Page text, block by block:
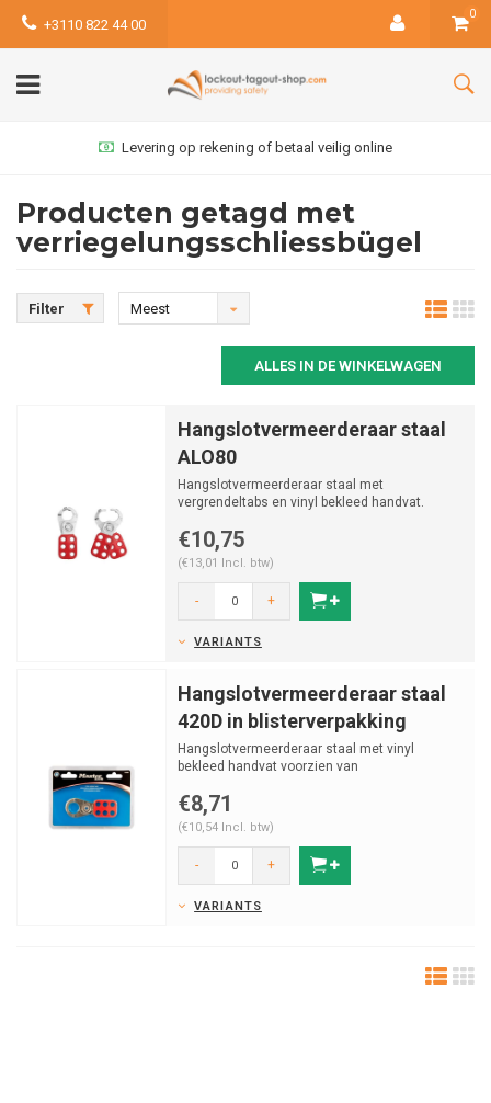
+3110 822 44 00
0
Levering op rekening of betaal veilig online
Producten getagd met
verriegelungsschliessbügel
Filter
Meest
ALLES IN DE WINKELWAGEN
Hangslotvermeerderaar staal
ALO80
Hangslotvermeerderaar staal met
vergrendeltabs en vinyl bekleed handvat.
€10,75
(€13,01 Incl. btw)
- +
VARIANTS
Hangslotvermeerderaar staal
420D in blisterverpakking
Hangslotvermeerderaar staal met vinyl
bekleed handvat voorzien van
€8,71
(€10,54 Incl. btw)
- +
VARIANTS